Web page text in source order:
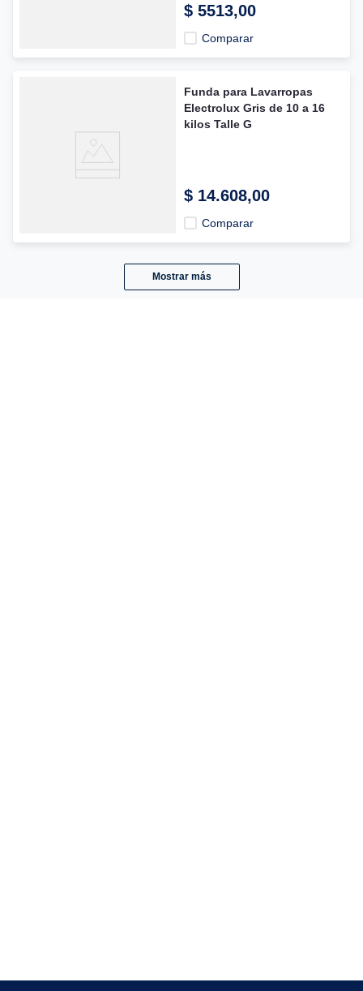
$ 5513,00
Comparar
Funda para Lavarropas
Electrolux Gris de 10 a 16
kilos Talle G
$ 14.608,00
Comparar
Mostrar más